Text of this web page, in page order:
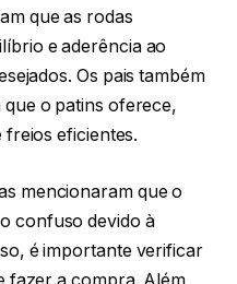
que as rodas
e aderência ao
Os pais também
o patins oferece,
freios eficientes.
mencionaram que o
confuso devido à
é importante verificar
fazer a compra. Além